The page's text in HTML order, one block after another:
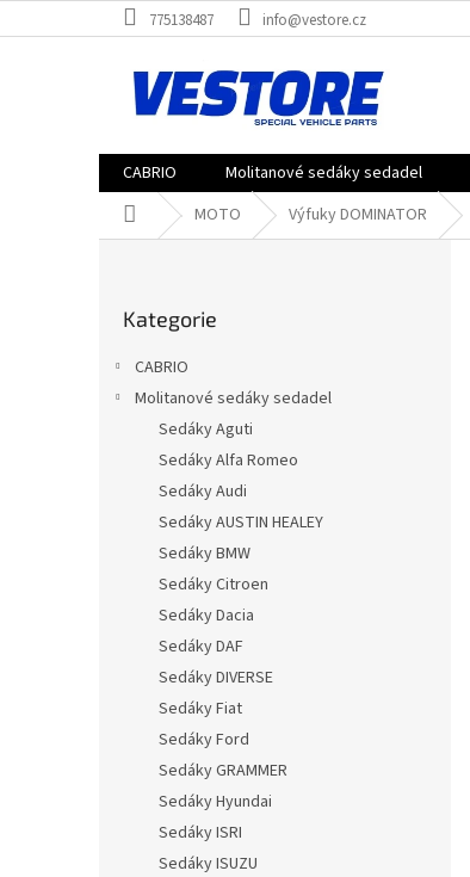
na
775138487 info@vestore.cz
CABRIO Molitanové sedáky sedadel
Domů MOTO Výfuky DOMINATOR
kategorie
Kategorie
CABRIO
Molitanové sedáky sedadel
Sedáky Aguti
Sedáky Alfa Romeo
Sedáky Audi
Sedáky AUSTIN HEALEY
Sedáky BMW
Sedáky Citroen
Sedáky Dacia
Sedáky DAF
Sedáky DIVERSE
Sedáky Fiat
Sedáky Ford
Sedáky GRAMMER
Sedáky Hyundai
Sedáky ISRI
Sedáky ISUZU